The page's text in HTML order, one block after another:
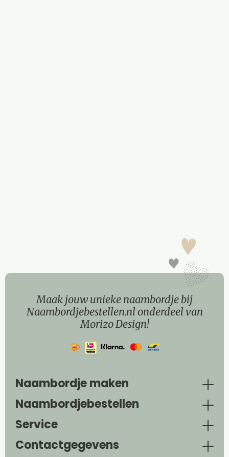
Maak jouw unieke naambordje bij
Naambordjebestellen.nl onderdeel van
Morizo Design!
Naambordje maken
Naambordjebestellen
Service
Contactgegevens